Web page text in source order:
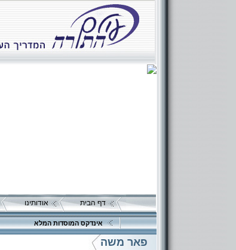
דף הבית אודותינו
אינדקס המוסדות המלא
פאר משה